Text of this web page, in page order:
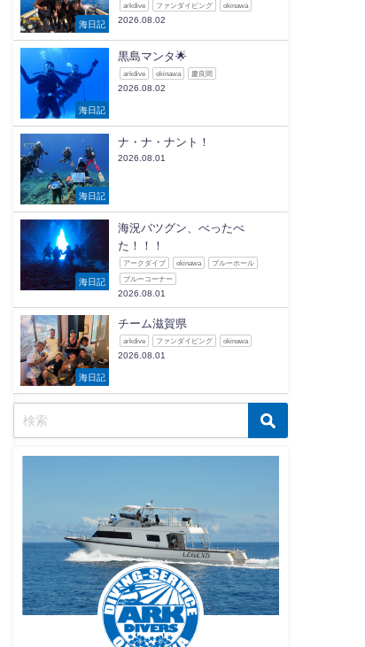
海日記
arkdive ファンダイビング okinawa
2026.08.02
海日記
黒島マンタ🌟
arkdive okinawa 慶良間
2026.08.02
海日記
ナ・ナ・ナント！
2026.08.01
海日記
海況バツグン、べったべ
た！！！
アークダイブ okinawa ブルーホール
ブルーコーナー
2026.08.01
海日記
チーム滋賀県
arkdive ファンダイビング okinawa
2026.08.01